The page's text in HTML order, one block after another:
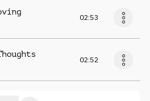
02:53
02:52